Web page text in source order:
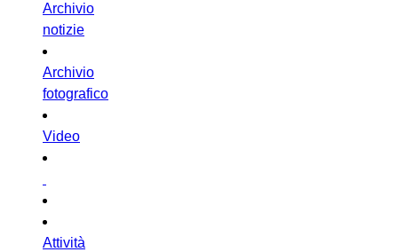
Archivio
notizie
Archivio
fotografico
Video
Attività